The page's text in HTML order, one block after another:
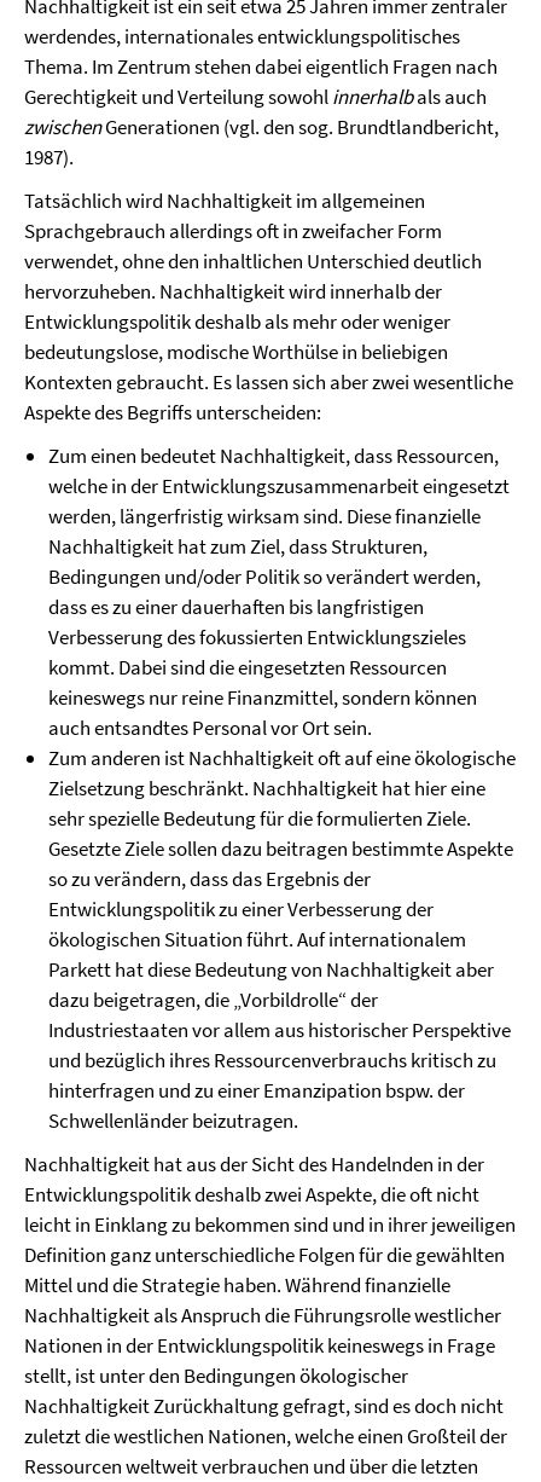
Nachhaltigkeit ist ein seit etwa 25 Jahren immer zentraler
werdendes, internationales entwicklungspolitisches
Thema. Im Zentrum stehen dabei eigentlich Fragen nach
Gerechtigkeit und Verteilung sowohlinnerhalbals auch
zwischenGenerationen (vgl. den sog. Brundtlandbericht,
1987).
Tatsächlich wird Nachhaltigkeit im allgemeinen
Sprachgebrauch allerdings oft in zweifacher Form
verwendet, ohne den inhaltlichen Unterschied deutlich
hervorzuheben. Nachhaltigkeit wird innerhalb der
Entwicklungspolitik deshalb als mehr oder weniger
bedeutungslose, modische Worthülse in beliebigen
Kontexten gebraucht. Es lassen sich aber zwei wesentliche
Aspekte des Begriffs unterscheiden:
Zum einen bedeutet Nachhaltigkeit, dass Ressourcen,
welche in der Entwicklungszusammenarbeit eingesetzt
werden, längerfristig wirksam sind. Diese finanzielle
Nachhaltigkeit hat zum Ziel, dass Strukturen,
Bedingungen und/oder Politik so verändert werden,
dass es zu einer dauerhaften bis langfristigen
Verbesserung des fokussierten Entwicklungszieles
kommt. Dabei sind die eingesetzten Ressourcen
keineswegs nur reine Finanzmittel, sondern können
auch entsandtes Personal vor Ort sein.
Zum anderen ist Nachhaltigkeit oft auf eine ökologische
Zielsetzung beschränkt. Nachhaltigkeit hat hier eine
sehr spezielle Bedeutung für die formulierten Ziele.
Gesetzte Ziele sollen dazu beitragen bestimmte Aspekte
so zu verändern, dass das Ergebnis der
Entwicklungspolitik zu einer Verbesserung der
ökologischen Situation führt. Auf internationalem
Parkett hat diese Bedeutung von Nachhaltigkeit aber
dazu beigetragen, die „Vorbildrolle“ der
Industriestaaten vor allem aus historischer Perspektive
und bezüglich ihres Ressourcenverbrauchs kritisch zu
hinterfragen und zu einer Emanzipation bspw. der
Schwellenländer beizutragen.
Nachhaltigkeit hat aus der Sicht des Handelnden in der
Entwicklungspolitik deshalb zwei Aspekte, die oft nicht
leicht in Einklang zu bekommen sind und in ihrer jeweiligen
Definition ganz unterschiedliche Folgen für die gewählten
Mittel und die Strategie haben. Während finanzielle
Nachhaltigkeit als Anspruch die Führungsrolle westlicher
Nationen in der Entwicklungspolitik keineswegs in Frage
stellt, ist unter den Bedingungen ökologischer
Nachhaltigkeit Zurückhaltung gefragt, sind es doch nicht
zuletzt die westlichen Nationen, welche einen Großteil der
Ressourcen weltweit verbrauchen und über die letzten